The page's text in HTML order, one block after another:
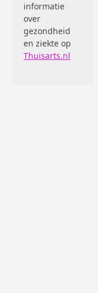
informatie
over
gezondheid
en ziekte op
Thuisarts.nl